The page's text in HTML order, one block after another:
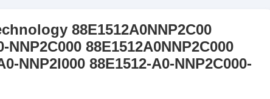
88E1512A0NNP2C00
NNP2C000 88E1512A0NNP2C000
NNP2I000 88E1512-A0-NNP2C000-